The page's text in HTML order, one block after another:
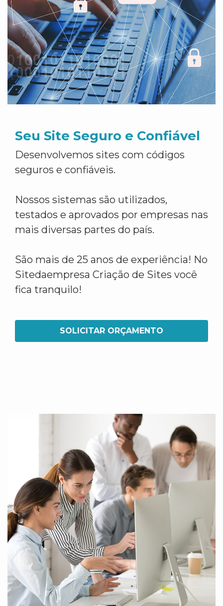
Seu Site Seguro e Confiável
Desenvolvemos sites com códigos
seguros e confiáveis.
Nossos sistemas são utilizados,
testados e aprovados por empresas nas
mais diversas partes do país.
São mais de 25 anos de experiência! No
Sitedaempresa Criação de Sites você
fica tranquilo!
SOLICITAR ORÇAMENTO